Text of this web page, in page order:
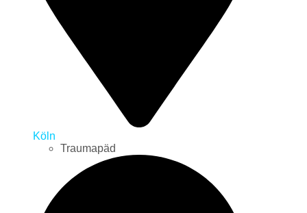
Köln
Traumapäd